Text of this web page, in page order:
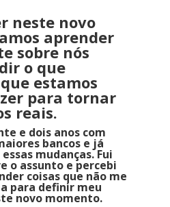
neste novo
aprender
sobre nós
o que
estamos
para tornar
reais.
e dois anos com
bancos e já
mudanças. Fui
o assunto e percebi
coisas que não me
para definir meu
novo momento.